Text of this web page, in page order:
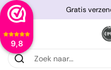
9,8
Ga naar content
Vorige
Gratis
Menu openen